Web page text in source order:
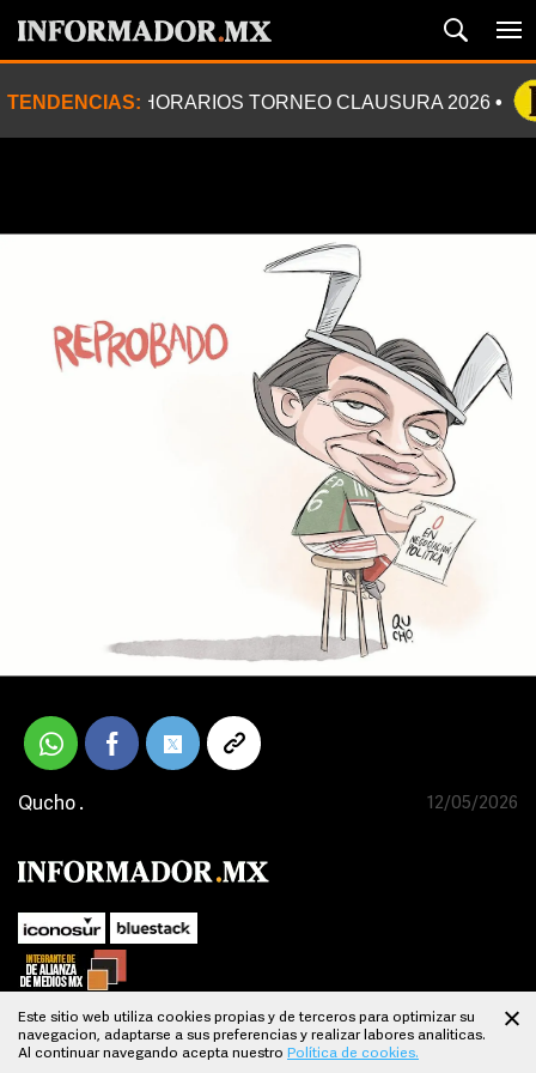
TENDENCIAS: HORARIOS TORNEO CLAUSURA 2026
Qucho . 12/05/2026
SUBIR
Este sitio web utiliza cookies propias y de terceros para optimizar su
navegacion, adaptarse a sus preferencias y realizar labores analiticas.
Al continuar navegando acepta nuestro Política de cookies.